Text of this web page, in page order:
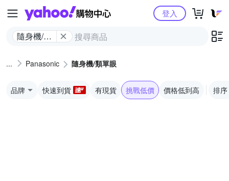
Yahoo購物中心
隨身機/類
登入
Panasonic 隨身機/類單眼
品牌 快速到貨 有現貨 挑戰低價 價格低到高 排序